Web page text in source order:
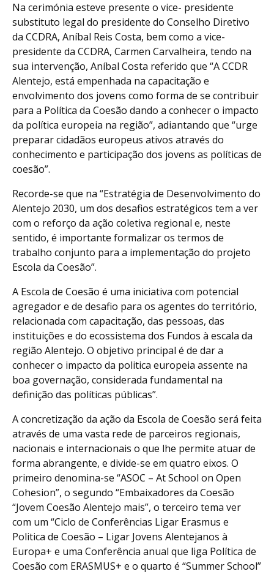
Na cerimónia esteve presente o vice- presidente
substituto legal do presidente do Conselho Diretivo
da CCDRA, Aníbal Reis Costa, bem como a vice-
presidente da CCDRA, Carmen Carvalheira, tendo na
sua intervenção, Aníbal Costa referido que “A CCDR
Alentejo, está empenhada na capacitação e
envolvimento dos jovens como forma de se contribuir
para a Política da Coesão dando a conhecer o impacto
da política europeia na região”, adiantando que “urge
preparar cidadãos europeus ativos através do
conhecimento e participação dos jovens as políticas de
coesão”.
Recorde-se que na “Estratégia de Desenvolvimento do
Alentejo 2030, um dos desafios estratégicos tem a ver
com o reforço da ação coletiva regional e, neste
sentido, é importante formalizar os termos de
trabalho conjunto para a implementação do projeto
Escola da Coesão”.
A Escola de Coesão é uma iniciativa com potencial
agregador e de desafio para os agentes do território,
relacionada com capacitação, das pessoas, das
instituições e do ecossistema dos Fundos à escala da
região Alentejo. O objetivo principal é de dar a
conhecer o impacto da politica europeia assente na
boa governação, considerada fundamental na
definição das políticas públicas”.
A concretização da ação da Escola de Coesão será feita
através de uma vasta rede de parceiros regionais,
nacionais e internacionais o que lhe permite atuar de
forma abrangente, e divide-se em quatro eixos. O
primeiro denomina-se “ASOC – At School on Open
Cohesion”, o segundo “Embaixadores da Coesão
“Jovem Coesão Alentejo mais”, o terceiro tema ver
com um “Ciclo de Conferências Ligar Erasmus e
Politica de Coesão – Ligar Jovens Alentejanos à
Europa+ e uma Conferência anual que liga Política de
Coesão com ERASMUS+ e o quarto é “Summer School”